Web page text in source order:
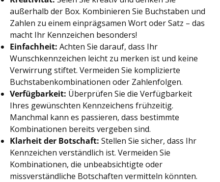
außerhalb der Box. Kombinieren Sie Buchstaben und
Zahlen zu einem einprägsamen Wort oder Satz – das
macht Ihr Kennzeichen besonders!
Einfachheit: Achten Sie darauf, dass Ihr
Wunschkennzeichen leicht zu merken ist und keine
Verwirrung stiftet. Vermeiden Sie komplizierte
Buchstabenkombinationen oder Zahlenfolgen.
Verfügbarkeit: Überprüfen Sie die Verfügbarkeit
Ihres gewünschten Kennzeichens frühzeitig.
Manchmal kann es passieren, dass bestimmte
Kombinationen bereits vergeben sind.
Klarheit der Botschaft: Stellen Sie sicher, dass Ihr
Kennzeichen verständlich ist. Vermeiden Sie
Kombinationen, die unbeabsichtigte oder
missverständliche Botschaften vermitteln könnten.